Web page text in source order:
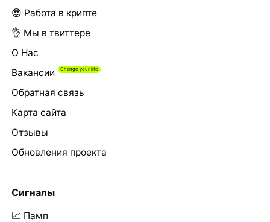
😎 Работа в крипте
👌 Мы в твиттере
О Нас
Вакансии
Обратная связь
Карта сайта
Отзывы
Обновления проекта
Сигналы
📈 Памп